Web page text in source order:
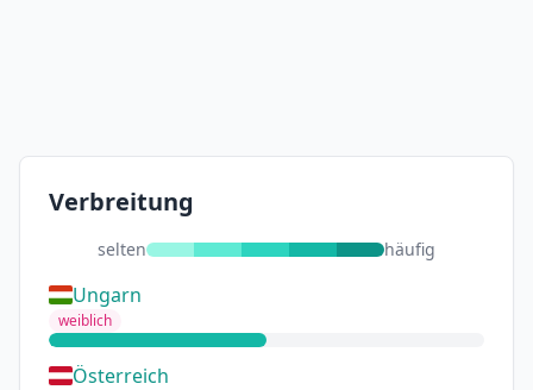
Verbreitung
selten häufig
Ungarn
weiblich
Österreich